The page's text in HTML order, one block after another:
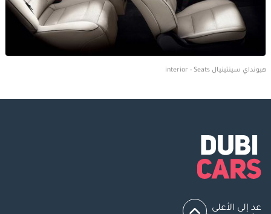
هيونداي سينتينيال interior - Seats
عد إلى الأعلى